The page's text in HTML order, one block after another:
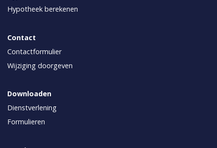
Hypotheek berekenen
Contact
Contactformulier
Wijziging doorgeven
Downloaden
Dienstverlening
Formulieren